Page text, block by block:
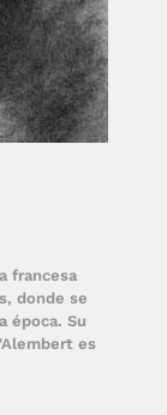
francesa
donde se
época. Su
es